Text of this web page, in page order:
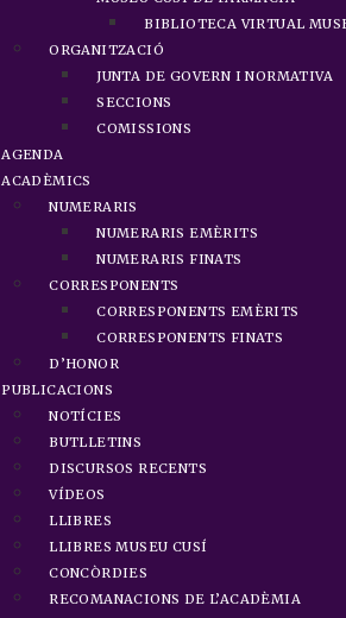
BIBLIOTECA VIRTUAL
ORGANITZACIÓ
JUNTA DE GOVERN I NORMATIVA
SECCIONS
COMISSIONS
AGENDA
ACADÈMICS
NUMERARIS
NUMERARIS EMÈRITS
NUMERARIS FINATS
CORRESPONENTS
CORRESPONENTS EMÈRITS
CORRESPONENTS FINATS
D’HONOR
PUBLICACIONS
NOTÍCIES
BUTLLETINS
DISCURSOS RECENTS
VÍDEOS
LLIBRES
LLIBRES MUSEU CUSÍ
CONCÒRDIES
RECOMANACIONS DE L’ACADÈMIA